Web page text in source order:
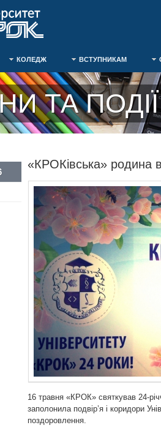
КОЛЕДЖ ВСТУПНИКАМ
ТА ПОДІЇ
«КРОКівська» родина
16 травня «КРОК» святкував 24-
заполонила подвір’я і коридори
поздоровлення.